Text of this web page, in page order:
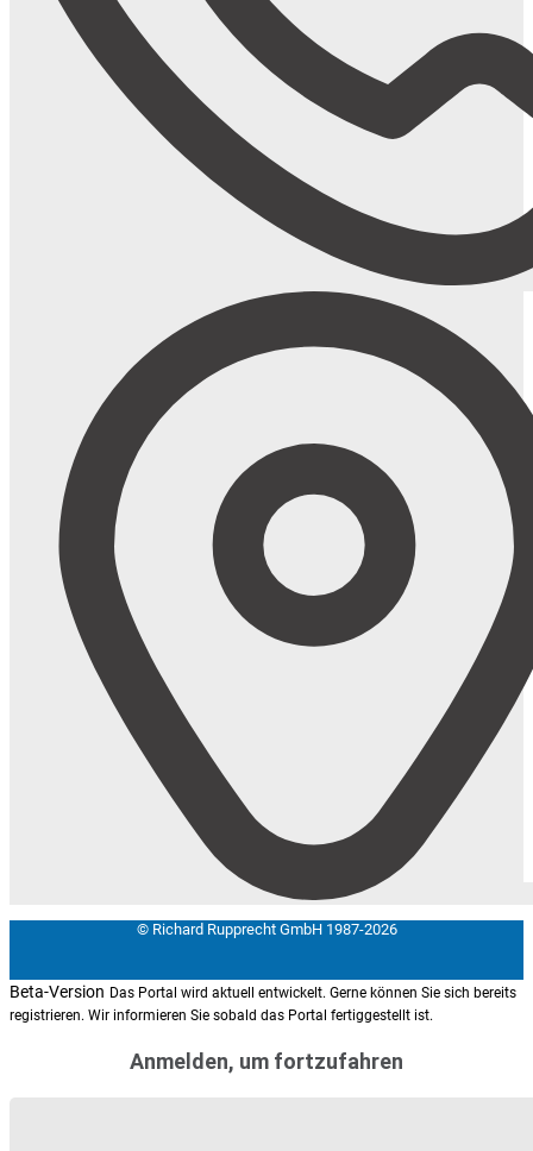
© Richard Rupprecht GmbH 1987-2026
Beta-Version Das Portal wird aktuell entwickelt. Gerne können Sie sich bereits
registrieren. Wir informieren Sie sobald das Portal fertiggestellt ist.
Anmelden, um fortzufahren